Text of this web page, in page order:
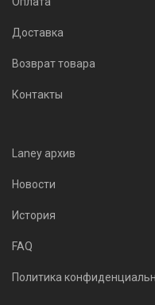
Доставка
Возврат товара
Контакты
Laney архив
Новости
История
FAQ
Политика